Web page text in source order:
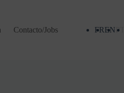
Contacto/Jobs FREN PT